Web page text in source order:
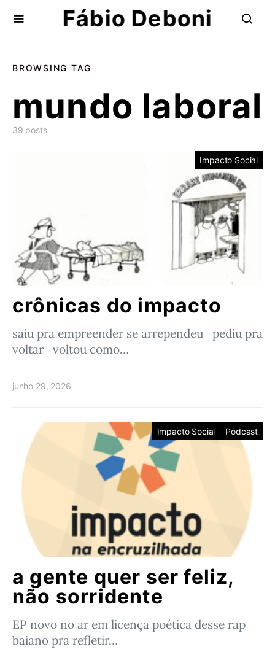
Fábio Deboni
BROWSING TAG
mundo laboral
39 posts
Impacto Social
crônicas do impacto
saiu pra empreender se arrependeu pediu pra
voltar voltou como…
junho 29, 2026
Impacto Social Podcast
a gente quer ser feliz,
não sorridente
EP novo no ar em licença poética desse rap
baiano pra refletir…